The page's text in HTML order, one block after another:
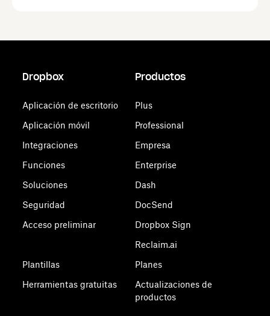
Dropbox
Aplicación de escritorio
Aplicación móvil
Integraciones
Funciones
Soluciones
Seguridad
Acceso preliminar
Plantillas
Herramientas gratuitas
Productos
Plus
Professional
Empresa
Enterprise
Dash
DocSend
Dropbox Sign
Reclaim.ai
Planes
Actualizaciones de
productos